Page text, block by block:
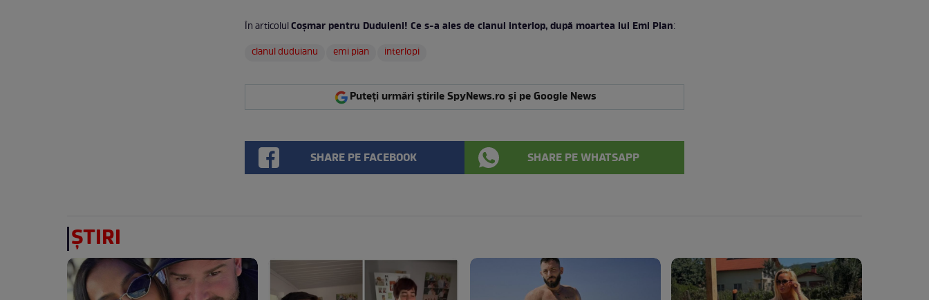
În articolulCoșmar pentru Duduieni! Ce s-a ales de clanul interlop, după moartea lui Emi Pian:
clanul duduianu
emi pian interlopi
Puteți urmări știrile SpyNews.ro și pe Google News
SHARE PE FACEBOOK SHARE PE WHATSAPP
ȘTIRI